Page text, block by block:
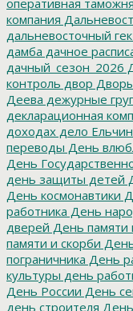
компания
дальневосточный
дамба дачное
дачный_сезон_2026
контроль двор
Деева дежурные
декларационная
доходах дело
переводы День
День
день защиты детей
День космонавтики
работника День
дверей День памяти
памяти и скорби
пограничника День
культуры день
День России День
день строителя